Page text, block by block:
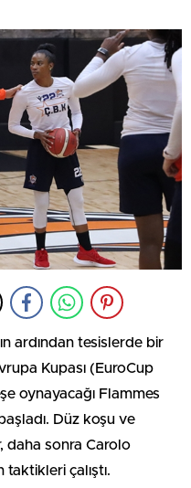
ardından tesislerde bir
Kupası (EuroCup
oynayacağı Flammes
Düz koşu ve
daha sonra Carolo
taktikleri çalıştı.